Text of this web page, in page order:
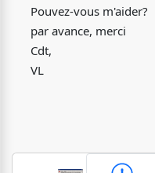
Pouvez-vous m'aider?
par avance, merci
Cdt,
VL